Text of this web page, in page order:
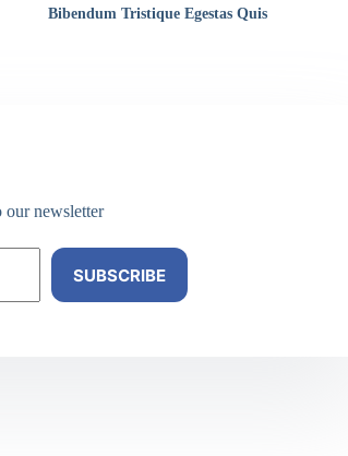
Bibendum Tristique Egestas Quis
our newsletter
SUBSCRIBE